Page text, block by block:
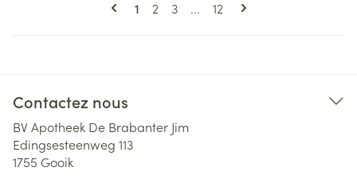
Vous lisez actuellement la page
1 Page
2 Page
3 ... Page
12
Contactez nous
BV Apotheek De Brabanter Jim
Edingsesteenweg 113
1755 Gooik